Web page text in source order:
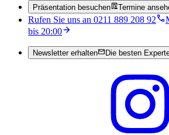
Präsentation besuchen
Termine
Rufen Sie uns an 0211 889 208 92
bis 20:00
Newsletter erhalten Die besten